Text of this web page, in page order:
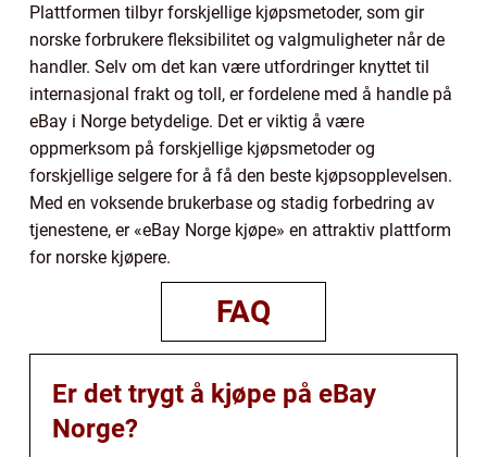
Plattformen tilbyr forskjellige kjøpsmetoder, som gir
norske forbrukere fleksibilitet og valgmuligheter når de
handler. Selv om det kan være utfordringer knyttet til
internasjonal frakt og toll, er fordelene med å handle på
eBay i Norge betydelige. Det er viktig å være
oppmerksom på forskjellige kjøpsmetoder og
forskjellige selgere for å få den beste kjøpsopplevelsen.
Med en voksende brukerbase og stadig forbedring av
tjenestene, er «eBay Norge kjøpe» en attraktiv plattform
for norske kjøpere.
FAQ
Er det trygt å kjøpe på eBay
Norge?